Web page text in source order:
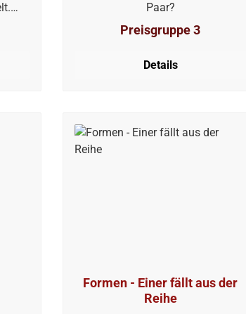
Paar?
Preisgruppe 3
Details
Formen - Einer fällt aus der
Reihe